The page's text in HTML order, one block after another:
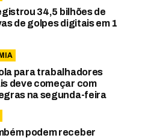
34,5 bilhões de
de golpes digitais em 1
para trabalhadores
deve começar com
na segunda-feira
podem receber